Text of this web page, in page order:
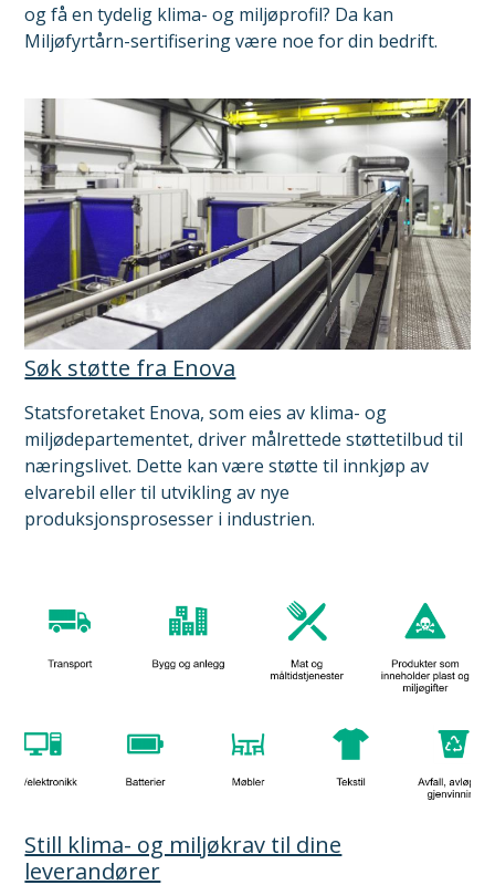
og få en tydelig klima- og miljøprofil? Da kan
Miljøfyrtårn-sertifisering være noe for din bedrift.
Søk støtte fra Enova
Statsforetaket Enova, som eies av klima- og
miljødepartementet, driver målrettede støttetilbud til
næringslivet. Dette kan være støtte til innkjøp av
elvarebil eller til utvikling av nye
produksjonsprosesser i industrien.
Still klima- og miljøkrav til dine
leverandører